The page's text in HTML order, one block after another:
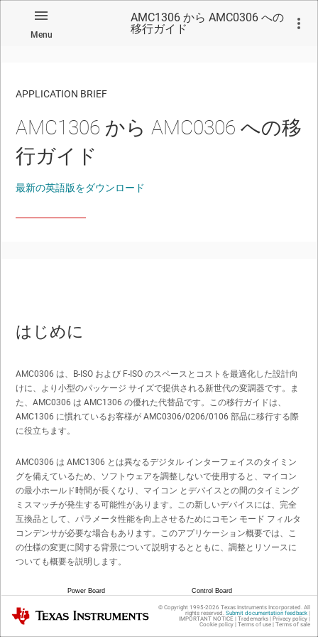
Menu
AMC1306 から AMC0306 への
移行ガイド
APPLICATION BRIEF
AMC1306 から AMC0306 への移
行ガイド
最新の英語版をダウンロード
はじめに
AMC0306 は、B-ISO および F-ISO のスペースとコストを最適化した設計向
けに、より小型のパッケージ サイズで提供される新世代の変調器です。ま
た、AMC0306 は AMC1306 の優れた代替品です。この移行ガイドは、
AMC1306 に慣れているお客様が AMC0306/0206/0106 部品に移行する際
に役立ちます。
AMC0306 は AMC1306 とは異なるデジタル インターフェイスのタイミン
グを備えているため、ソフトウェアを調整しないで使用すると、マイコン
の最小ホールド時間が長くなり、マイコン とデバイスとの間のタイミング
ミスマッチが発生する可能性があります。この新しいデバイスには、完全
互換品として、パラメータ性能を向上させるためにコモン モード フィルタ
コンデンサが必要な場合もあります。このアプリケーション概要では、こ
の仕様の変更に関する背景について説明するとともに、調整とリソースに
ついても概要を説明します。
Texas Instruments © Copyright 1995-2026 Texas Instruments Incorporated. All
rights reserved. Submit documentation feedback|
IMPORTANT NOTICE | Trademarks| Privacy policy|
Cookie policy| Terms of use| Terms of sale